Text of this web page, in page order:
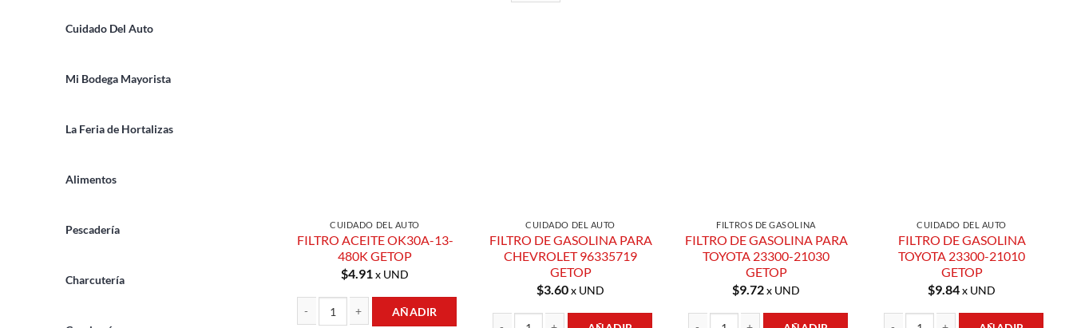
Cuidado Del Auto
Mi Bodega Mayorista
La Feria de Hortalizas
Alimentos
Pescadería
Charcutería
CUIDADO DEL AUTO
FILTRO ACEITE OK30A-13-
480K GETOP
$4.91 x UND
AÑADIR
CUIDADO DEL AUTO
FILTRO DE GASOLINA PARA
CHEVROLET 96335719
GETOP
$3.60x UND
FILTROS DE GASOLINA
FILTRO DE GASOLINA PARA
TOYOTA 23300-21030
GETOP
$9.72x UND
CUIDADO DEL AUTO
FILTRO DE GASOLINA
TOYOTA 23300-21010
GETOP
$9.84x UND